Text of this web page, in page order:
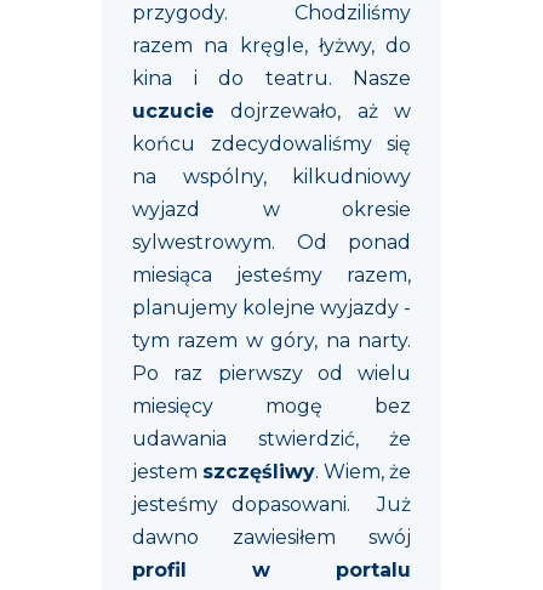
przygody. Chodziliśmy
razem na kręgle, łyżwy, do
kina i do teatru. Nasze
uczucie dojrzewało, aż w
końcu zdecydowaliśmy się
na wspólny, kilkudniowy
wyjazd w okresie
sylwestrowym. Od ponad
miesiąca jesteśmy razem,
planujemy kolejne wyjazdy -
tym razem w góry, na narty.
Po raz pierwszy od wielu
miesięcy mogę bez
udawania stwierdzić, że
jestem szczęśliwy. Wiem, że
jesteśmy dopasowani. Już
dawno zawiesiłem swój
profil w portalu